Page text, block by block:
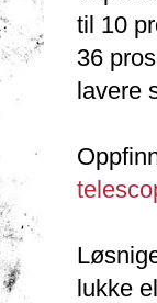
til 10
36
lavere
lukke